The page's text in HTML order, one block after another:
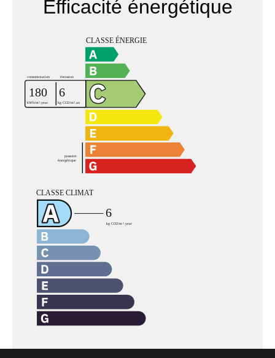
Efficacité énergétique